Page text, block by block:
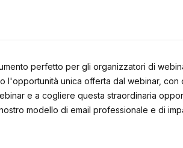
perfetto per gli organizzatori di
unica offerta dal webinar,
e a cogliere questa straordinaria
modello di email professionale e di